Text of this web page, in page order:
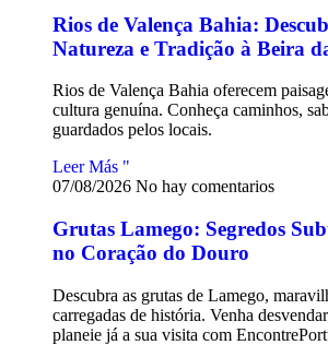
Rios de Valença Bahia:
Natureza e Tradição à Beira
Rios de Valença Bahia oferecem
cultura genuína. Conheça caminhos,
guardados pelos locais.
Leer Más "
07/08/2026 No hay comentarios
Grutas Lamego: Segredos
no Coração do Douro
Descubra as grutas de Lamego,
carregadas de história. Venha
planeie já a sua visita com